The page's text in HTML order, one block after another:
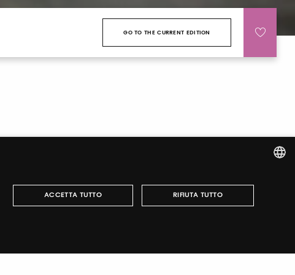
ITALIAN
ENGLISH
ACCETTA TUTTO RIFIUTA TUTTO